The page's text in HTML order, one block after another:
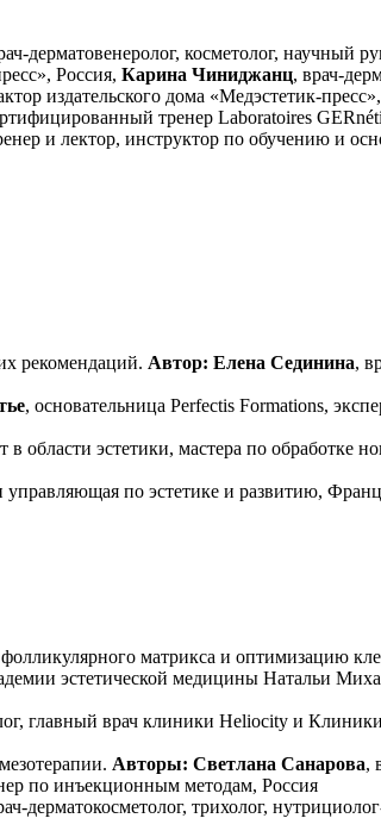
дерматовенеролог, косметолог, научный
Россия, Карина Чиниджанц, врач-
издательского дома «Медэстетик-
тренер Laboratoires
и лектор, инструктор по обучению и
рекомендаций. Автор: Елена Сединина,
, основательница Perfectis Formations,
в области эстетики, мастера по обработке
по эстетике и развитию,
матрикса и оптимизацию
эстетической медицины Натальи
главный врач клиники Heliocity и
Авторы: Светлана Санарова,
по инъекционным методам, Россия
дерматокосметолог, трихолог,